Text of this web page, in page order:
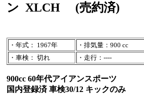
ン XLCH (売約済)
・年式： 1967年
・排気量：900 cc
・車検： 切れ
・走行：----
900cc 60年代アイアンスポーツ
国内登録済 車検30/12 キックのみ